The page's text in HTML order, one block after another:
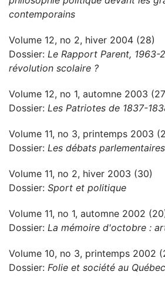
contemporains
Volume 12, no 2, hiver 2004 (28)
Dossier: Le Rapport Parent, 1963-
révolution scolaire ?
Volume 12, no 1, automne 2003
Dossier: Les Patriotes de 1837-
Volume 11, no 3, printemps 2003
Dossier: Les débats
Volume 11, no 2, hiver 2003 (30)
Dossier: Sport et politique
Volume 11, no 1, automne 2002
Dossier: La mémoire d'octobre :
Volume 10, no 3, printemps 2002
Dossier: Folie et société au